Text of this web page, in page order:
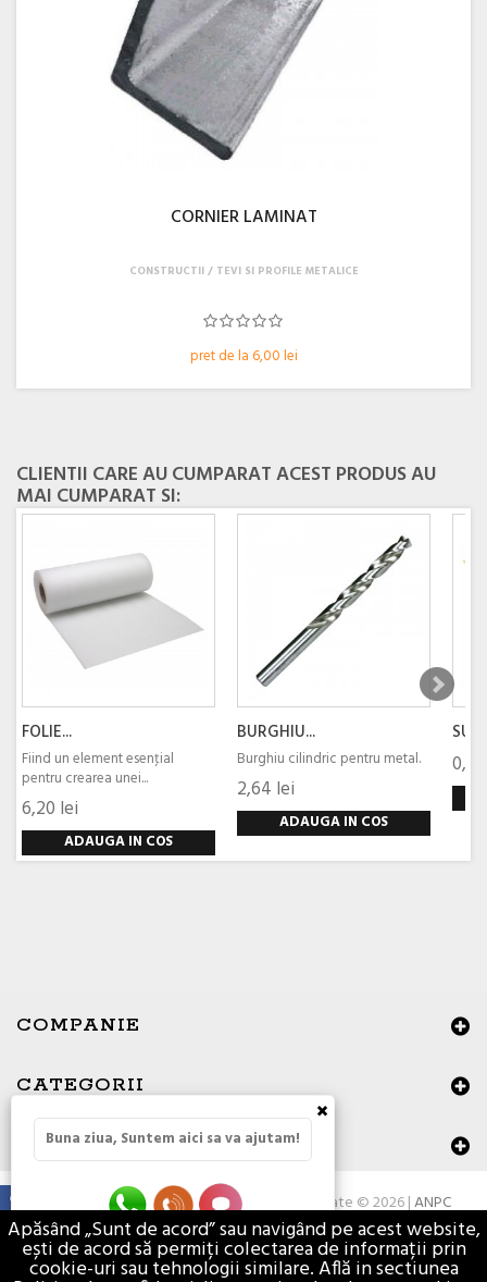
CORNIER LAMINAT
pret de la 6,00 lei
CONSTRUCTII TEVI SI PROFILE METALICE
CLIENTII CARE AU CUMPARAT ACEST PRODUS AU
MAI CUMPARAT SI:
FOLIE...
Fiind un element esenţial
pentru crearea unei...
6,20 lei
ADAUGA IN COS
BURGHIU...
Burghiu cilindric pentru metal.
2,64 lei
ADAUGA IN COS
COMPANIE
CATEGORII
DATE DE CONTACT
Toate drepturile rezervate © 2026 |ANPC
Apăsând „Sunt de acord” sau navigând pe acest website,
ești de acord să permiți colectarea de informații prin
cookie-uri sau tehnologii similare. Află in sectiunea
×
Buna ziua, Suntem aici sa va ajutam!